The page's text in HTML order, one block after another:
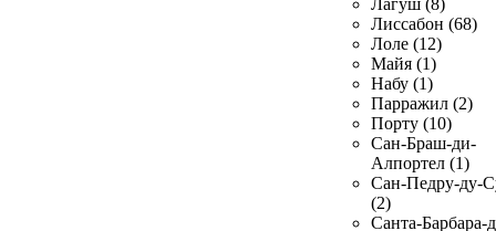
Лагуш (8)
Лиссабон (68)
Лоле (12)
Майя (1)
Набу (1)
Парражил (2)
Порту (10)
Сан-Браш-ди-
Алпортел (1)
Сан-Педру-ду-
(2)
Санта-Барбара-